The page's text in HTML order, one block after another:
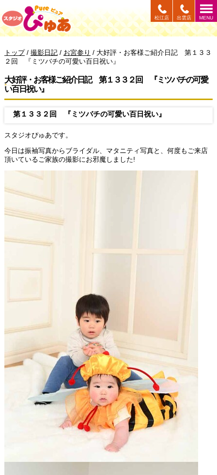
このページの本文へ
MENU
出雲店
松江店
現
在
位
置：
トップ/ 撮影日記/ お宮参り / 大好評・お客様ご紹介日記 第１３３
２回 『ミツバチの可愛い百日祝い』
大好評・お客様ご紹介日記 第１３３２回 『ミツバチの可愛
い百日祝い』
第１３３２回 『ミツバチの可愛い百日祝い』
スタジオぴゅあです。
今日は振袖写真からブライダル、マタニティ写真と、何度もご来店
頂いているご家族の撮影にお邪魔しました!